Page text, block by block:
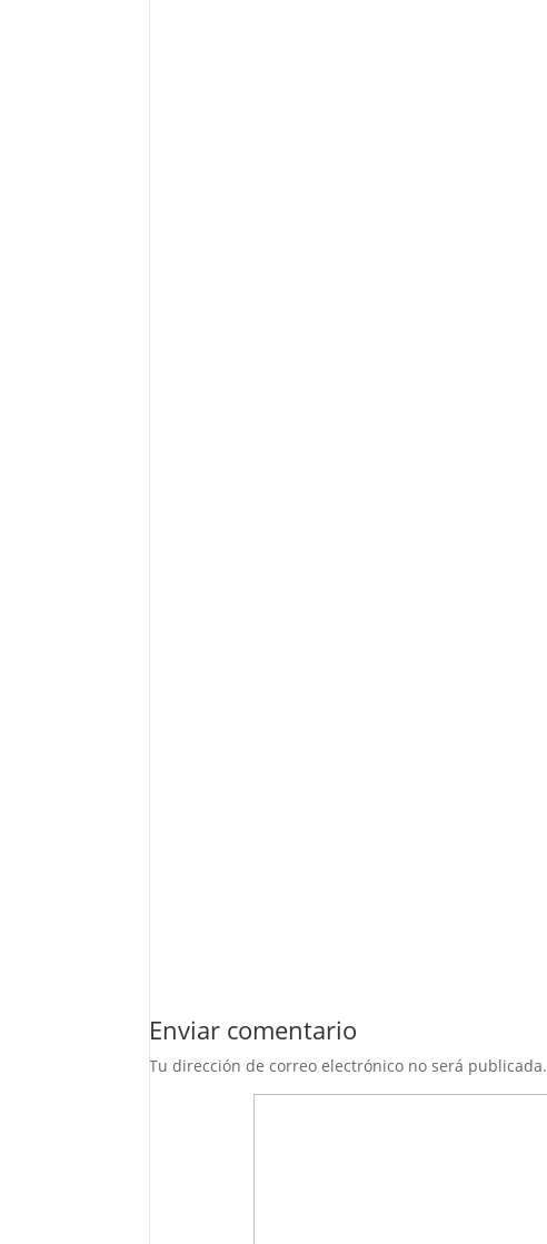
Enviar comentario
Tu dirección de correo electrónico no será publicada.